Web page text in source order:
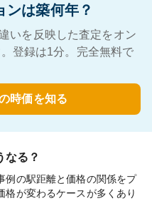
ンは築何年？
いを反映した査定をオン
登録は1分。完全無料で
時価を知る
なる？
例の駅距離と価格の関係をプ
格が変わるケースが多くあり